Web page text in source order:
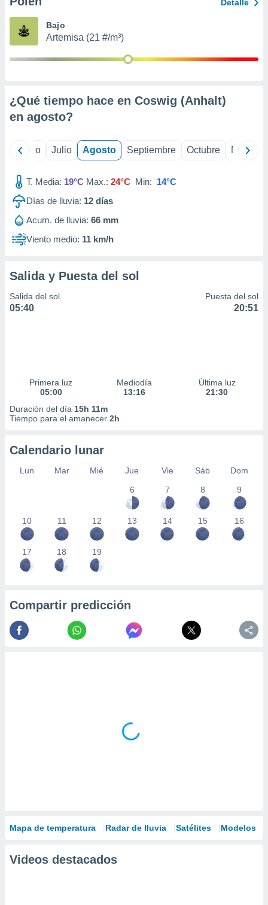
publicidad
1199
Detalle
Bajo
Artemisa (21 #/m³)
¿Qué tiempo hace en Coswig (Anhalt)
en agosto?
Junio Julio Agosto Septiembre Octubre
T. Media: 19°C Max.: 24°C Min: 14°C
Días de lluvia: 12 días
Acum. de lluvia: 66 mm
Viento medio: 11 km/h
Salida y Puesta del sol
Salida del sol
05:40
Puesta del sol
20:51
Primera luz
05:00
Mediodía
13:16
Última luz
21:30
Duración del día 15h 11m
Tiempo para el amanecer 2h
Calendario lunar
Lun Mar Mié Jue Vie Sáb
Dom
6
7 8 9
10 11 12 13 14 15 16
17 18 19
Compartir predicción
Mapa de temperatura Radar de lluvia Satélites Modelos
Videos destacados